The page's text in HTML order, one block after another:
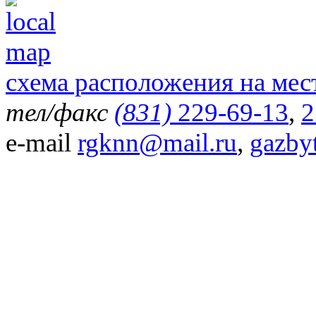
схема расположения на
тел/факс (831) 229-69-13,
e-mail rgknn@mail.ru,